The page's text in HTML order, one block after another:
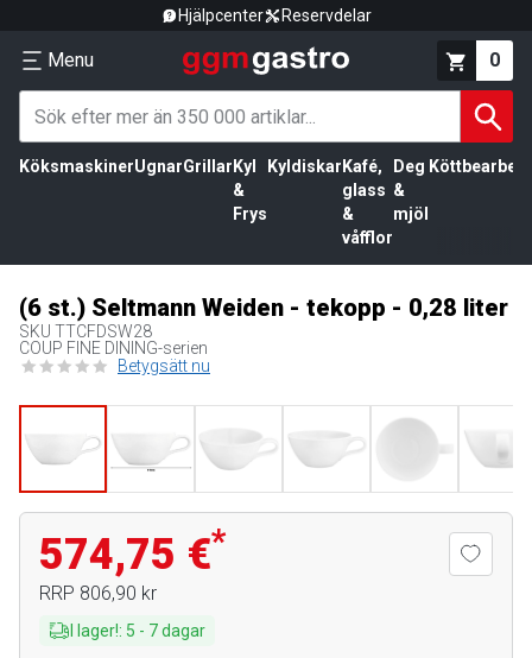
Hjälpcenter Reservdelar
Menu 0
KöksmaskinerUgnarGrillar Kyl
&
Frys
Kyldiskar Kafé,
glass
&
våfflor
Deg
&
mjöl
(6 st.) Seltmann Weiden - tekopp - 0,28 liter
SKU TTCFDSW28
COUP FINE DINING-serien
Betygsätt nu
574,75 €*
RRP 806,90 kr
I lager!: 5 - 7dagar